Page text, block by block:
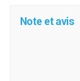
Note et avis